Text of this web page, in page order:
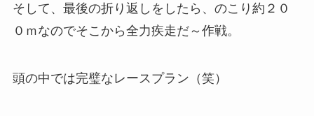
そして、最後の折り返しをしたら、のこり約２０
０ｍなのでそこから全力疾走だ～作戦。
頭の中では完璧なレースプラン（笑）